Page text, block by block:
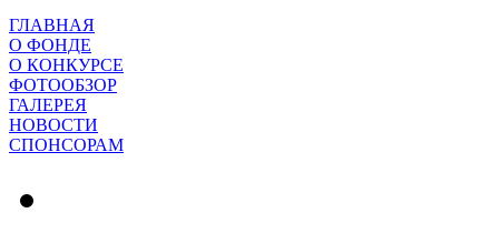
ГЛАВНАЯ
О ФОНДЕ
О КОНКУРСЕ
ФОТООБЗОР
ГАЛЕРЕЯ
НОВОСТИ
СПОНСОРАМ